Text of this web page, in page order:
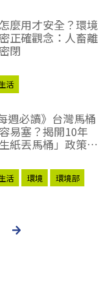
麼用才安全？環境
正確觀念：人畜離
閉
活
週必讀》台灣馬桶
易塞？揭開10年
生紙丟馬桶」政策轉
活 環境 環境部